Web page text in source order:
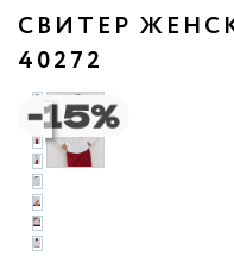
СВИТЕР
40272